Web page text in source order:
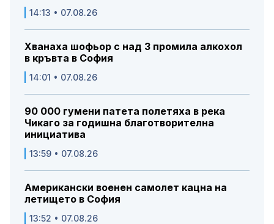
14:13 • 07.08.26
Хванаха шофьор с над 3 промила алкохол
в кръвта в София
14:01 • 07.08.26
90 000 гумени патета полетяха в река
Чикаго за годишна благотворителна
инициатива
13:59 • 07.08.26
Американски военен самолет кацна на
летището в София
13:52 • 07.08.26